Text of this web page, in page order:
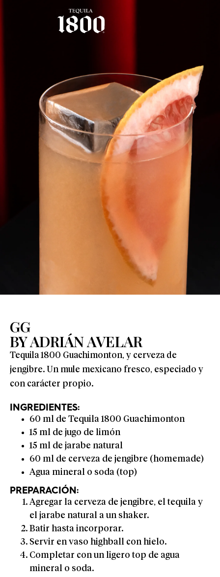
GG
BY ADRIÁN AVELAR
Tequila 1800 Guachimonton, y cerveza de
jengibre. Un mule mexicano fresco, especiado y
con carácter propio.
INGREDIENTES:
60 ml de Tequila 1800 Guachimonton
15 ml de jugo de limón
15 ml de jarabe natural
60 ml de cerveza de jengibre (homemade)
Agua mineral o soda (top)
PREPARACIÓN:
Agregar la cerveza de jengibre, el tequila y
el jarabe natural a un shaker.
Batir hasta incorporar.
Servir en vaso highball con hielo.
Completar con un ligero top de agua
mineral o soda.